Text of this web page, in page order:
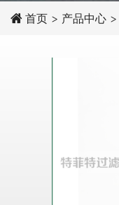
首页 > 产品中心 >